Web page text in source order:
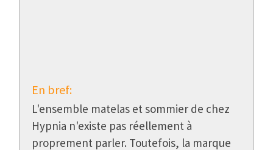
En bref:
L'ensemble matelas et sommier de chez
Hypnia n'existe pas réellement à
proprement parler. Toutefois, la marque